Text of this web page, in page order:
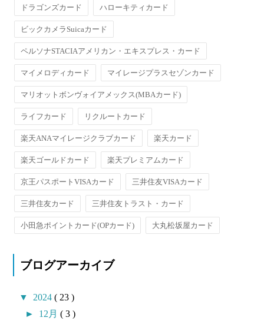
ドラゴンズカード ハローキティカード
ビックカメラSuicaカード
ペルソナSTACIAアメリカン・エキスプレス・カード
マイメロディカード マイレージプラスセゾンカード
マリオットボンヴォイアメックス(MBAカード)
ライフカード リクルートカード
楽天ANAマイレージクラブカード 楽天カード
楽天ゴールドカード 楽天プレミアムカード
京王パスポートVISAカード 三井住友VISAカード
三井住友カード 三井住友トラスト・カード
小田急ポイントカード(OPカード) 大丸松坂屋カード
ブログアーカイブ
▼ 2024( 23 )
► 12月( 3 )